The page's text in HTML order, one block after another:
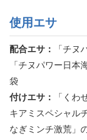
使用エサ
配合エサ：
「チヌ
「チヌパワー日
袋
付けエサ：
「くわ
キアミスペシャル
なぎミンチ激荒」